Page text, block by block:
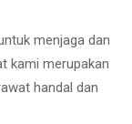
menjaga dan
kami merupakan
handal dan